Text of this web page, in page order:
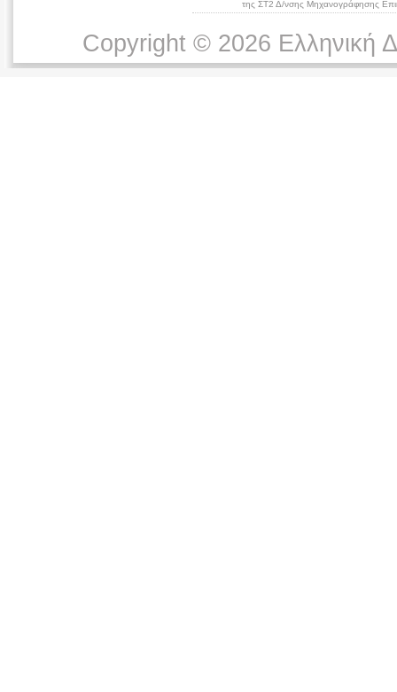
της ΣΤ2 Δ/νσης Μηχανογράφησης
Copyright © 2026 Ελληνική